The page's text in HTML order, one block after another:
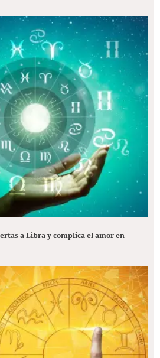
a Libra y complica el amor en